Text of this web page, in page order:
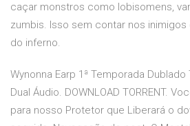
caçar monstros como lobisomens,
zumbis. Isso sem contar nos inimigos
do inferno.
Wynonna Earp 1ª Temporada Dublado
Dual Áudio. DOWNLOAD TORRENT.
para nosso Protetor que Liberará o